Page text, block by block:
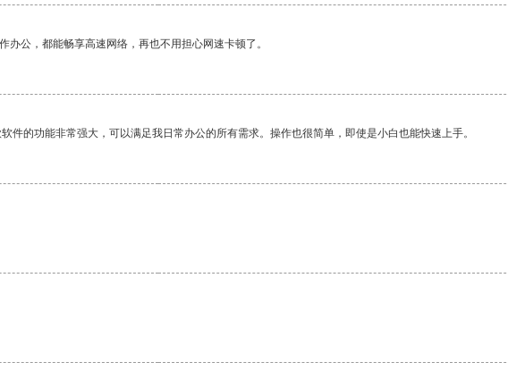
公，都能畅享高速网络，再也不用担心网速卡顿了。
的功能非常强大，可以满足我日常办公的所有需求。操作也很简单，即使是小白也能快速上手。